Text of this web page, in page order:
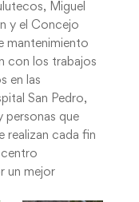
Miguel
y el Concejo
mantenimiento
con los trabajos
en las
San Pedro,
personas que
realizan cada fin
centro
un mejor